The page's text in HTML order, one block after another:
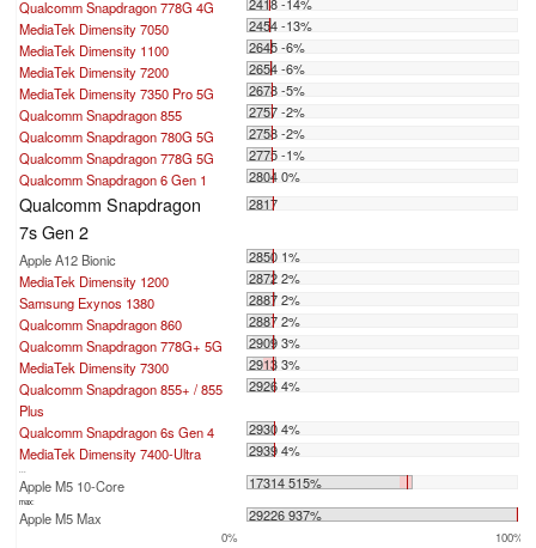
Qualcomm Snapdragon 778G 4G
MediaTek Dimensity 7050
2454 -13%
MediaTek Dimensity 1100
2645 -6%
MediaTek Dimensity 7200
2654 -6%
MediaTek Dimensity 7350 Pro 5G
2678 -5%
Qualcomm Snapdragon 855
2757 -2%
Qualcomm Snapdragon 780G 5G
2758 -2%
Qualcomm Snapdragon 778G 5G
2775 -1%
Qualcomm Snapdragon 6 Gen 1
2804 0%
Qualcomm Snapdragon
7s Gen 2
2817
Apple A12 Bionic
2850 1%
MediaTek Dimensity 1200
2872 2%
Samsung Exynos 1380
2887 2%
Qualcomm Snapdragon 860
2887 2%
Qualcomm Snapdragon 778G+ 5G
2909 3%
MediaTek Dimensity 7300
2913 3%
Qualcomm Snapdragon 855+ / 855
Plus
2926 4%
Qualcomm Snapdragon 6s Gen 4
2930 4%
MediaTek Dimensity 7400-Ultra
2939 4%
...
Apple M5 10-Core 17314 515%
max:
Apple M5 Max 29226 937%
0% 100%